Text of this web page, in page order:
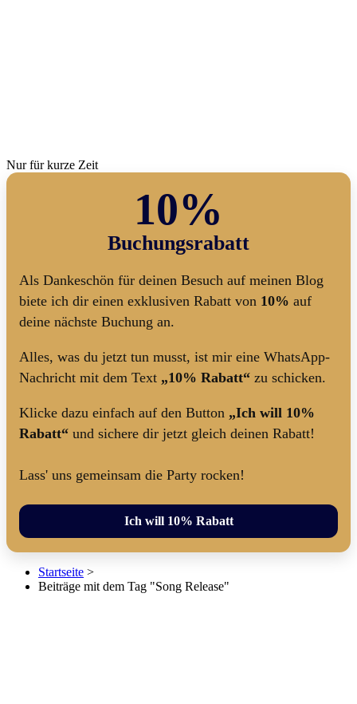
Nur für kurze Zeit
10%
Buchungsrabatt
Als Dankeschön für deinen Besuch auf meinen Blog
biete ich dir einen exklusiven Rabatt von 10% auf
deine nächste Buchung an.
Alles, was du jetzt tun musst, ist mir eine WhatsApp-
Nachricht mit dem Text „10% Rabatt“ zu schicken.
Klicke dazu einfach auf den Button „Ich will 10%
Rabatt“ und sichere dir jetzt gleich deinen Rabatt!
Lass' uns gemeinsam die Party rocken!
Ich will 10% Rabatt
Startseite >
Beiträge mit dem Tag "Song Release"